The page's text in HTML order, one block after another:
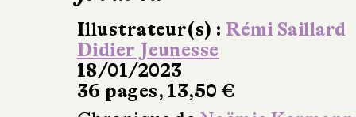
Illustrateur(s) : Rémi Saillard
Didier Jeunesse
18/01/2023
36 pages, 13,50 €